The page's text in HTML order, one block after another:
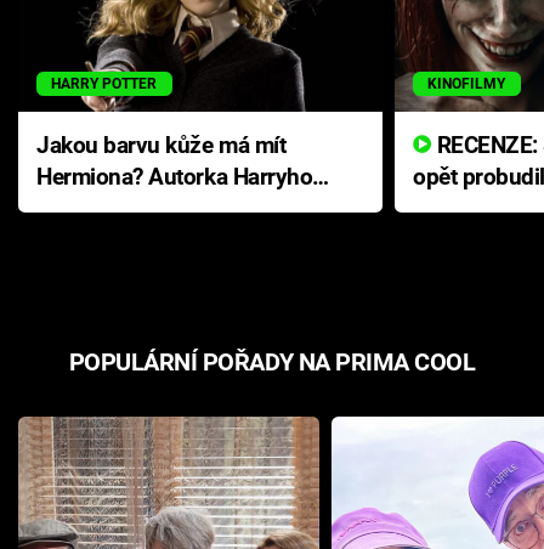
HARRY POTTER
Jakou barvu kůže má mít
Hermiona? Autorka Harryho
Pottera přišla s ráznou
KINOFILMY
opět
přichází s
POPULÁRNÍ POŘADY NA PRIMA COOL